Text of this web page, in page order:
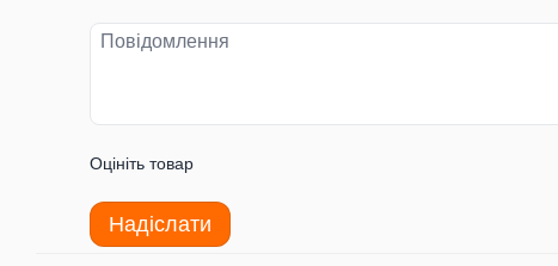
Оцініть товар
Надіслати